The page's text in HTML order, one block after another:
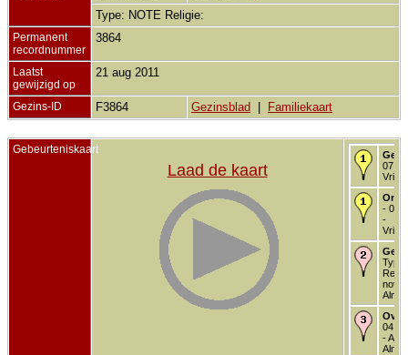
Type: NOTE Religie:
Permanent
recordnummer
3864
Laatst
gewijzigd op
21 aug 2011
Gezins-ID F3864 Gezinsblad Familiekaart
Gebeurteniskaart
Laad de kaart
07
- 03
-
nov
04
-